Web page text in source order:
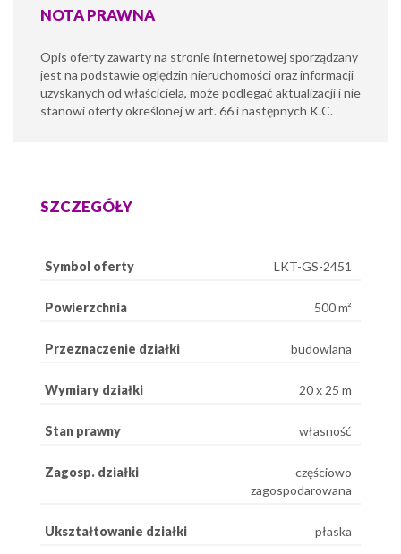
NOTA PRAWNA
Opis oferty zawarty na stronie internetowej sporządzany
jest na podstawie oględzin nieruchomości oraz informacji
uzyskanych od właściciela, może podlegać aktualizacji i nie
stanowi oferty określonej w art. 66 i następnych K.C.
SZCZEGÓŁY
Symbol oferty LKT-GS-2451
Powierzchnia 500 m²
Przeznaczenie działki budowlana
Wymiary działki 20 x 25 m
Stan prawny własność
Zagosp. działki
częściowo
zagospodarowana
Ukształtowanie działki płaska